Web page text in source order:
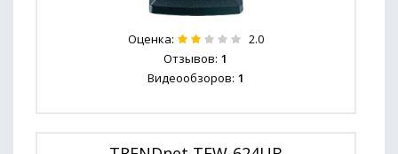
Оценка: 2.0
Отзывов: 1
Видеообзоров: 1